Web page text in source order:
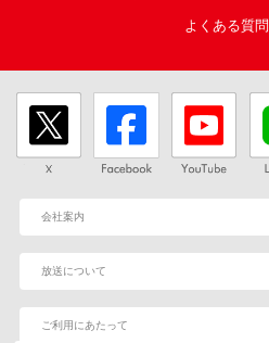
よくある質問
会社案内
放送について
ご利用にあたって